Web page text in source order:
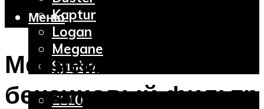
Kaptur
Logan
Megane
Symbol
2110
Меню
Меняем
бензиновый фильтр